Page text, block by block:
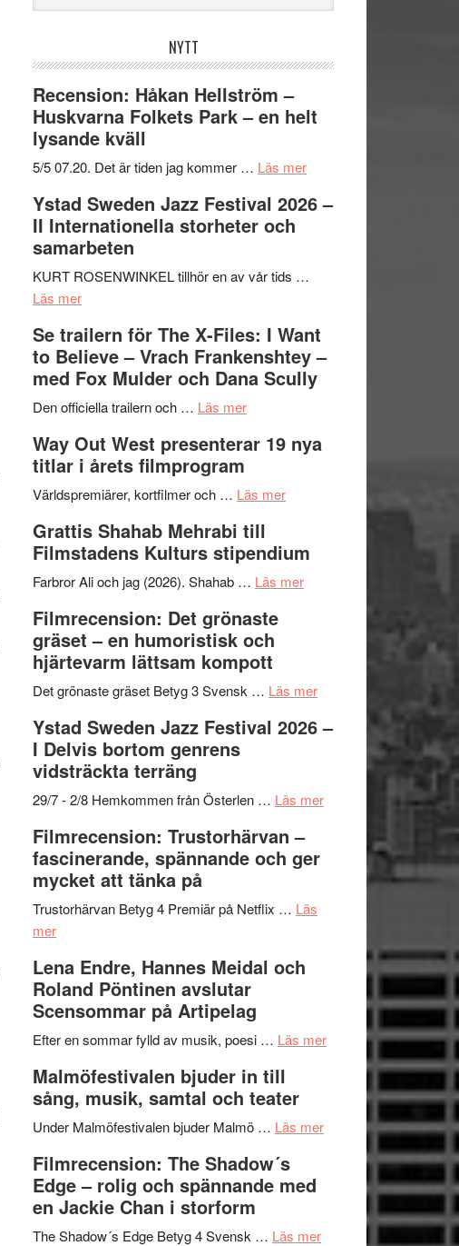
webbplatsen
NYTT
Recension: Håkan Hellström –
Huskvarna Folkets Park – en helt
lysande kväll
5/5 07.20. Det är tiden jag kommer … Läs merom
Håkan
–
en
helt
Ystad Sweden Jazz Festival 2026 –
II Internationella storheter och
samarbeten
KURT ROSENWINKEL tillhör en av vår tids …
Läs merom
Sweden
Jazz
Festival
2026
II
Internationella
storheter
samarbeten
Se trailern för The X-Files: I Want
to Believe – Vrach Frankenshtey –
med Fox Mulder och Dana Scully
Den officiella trailern och … Läs merom
trailern
The
Files:
I
Want
Believe
–
Vrach
Frankenshtey
med
och
Scully
Way Out West presenterar 19 nya
titlar i årets filmprogram
Världspremiärer, kortfilmer och … Läs merom
West
presenterar
årets
Grattis Shahab Mehrabi till
Filmstadens Kulturs stipendium
Farbror Ali och jag (2026). Shahab … Läs merom
Filmstadens
stipendium
Filmrecension: Det grönaste
gräset – en humoristisk och
hjärtevarm lättsam kompott
Det grönaste gräset Betyg 3 Svensk … Läs merom
Filmrecension:
Det
–
humoristisk
och
hjärtevarm
Ystad Sweden Jazz Festival 2026 –
I Delvis bortom genrens
vidsträckta terräng
29/7 - 2/8 Hemkommen från Österlen … Läs merom
Festival
genrens
vidsträckta
Filmrecension: Trustorhärvan –
fascinerande, spännande och ger
mycket att tänka på
Trustorhärvan Betyg 4 Premiär på Netflix … Läs
merom
Trustorhärvan
–
fascinerande,
spännande
ger
mycket
att
på
Lena Endre, Hannes Meidal och
Roland Pöntinen avslutar
Scensommar på Artipelag
Efter en sommar fylld av musik, poesi … Läs merom
Hannes
Roland
Pöntinen
avslutar
Malmöfestivalen bjuder in till
sång, musik, samtal och teater
Under Malmöfestivalen bjuder Malmö … Läs merom
Malmöfestivalen
Filmrecension: The Shadow´s
Edge – rolig och spännande med
en Jackie Chan i storform
The Shadow´s Edge Betyg 4 Svensk … Läs merom